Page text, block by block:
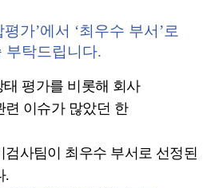
가’에서 ‘최우수 부서’로
부탁드립니다.
태 평가를 비롯해 회사
련 이슈가 많았던 한
검사팀이 최우수 부서로 선정된
.